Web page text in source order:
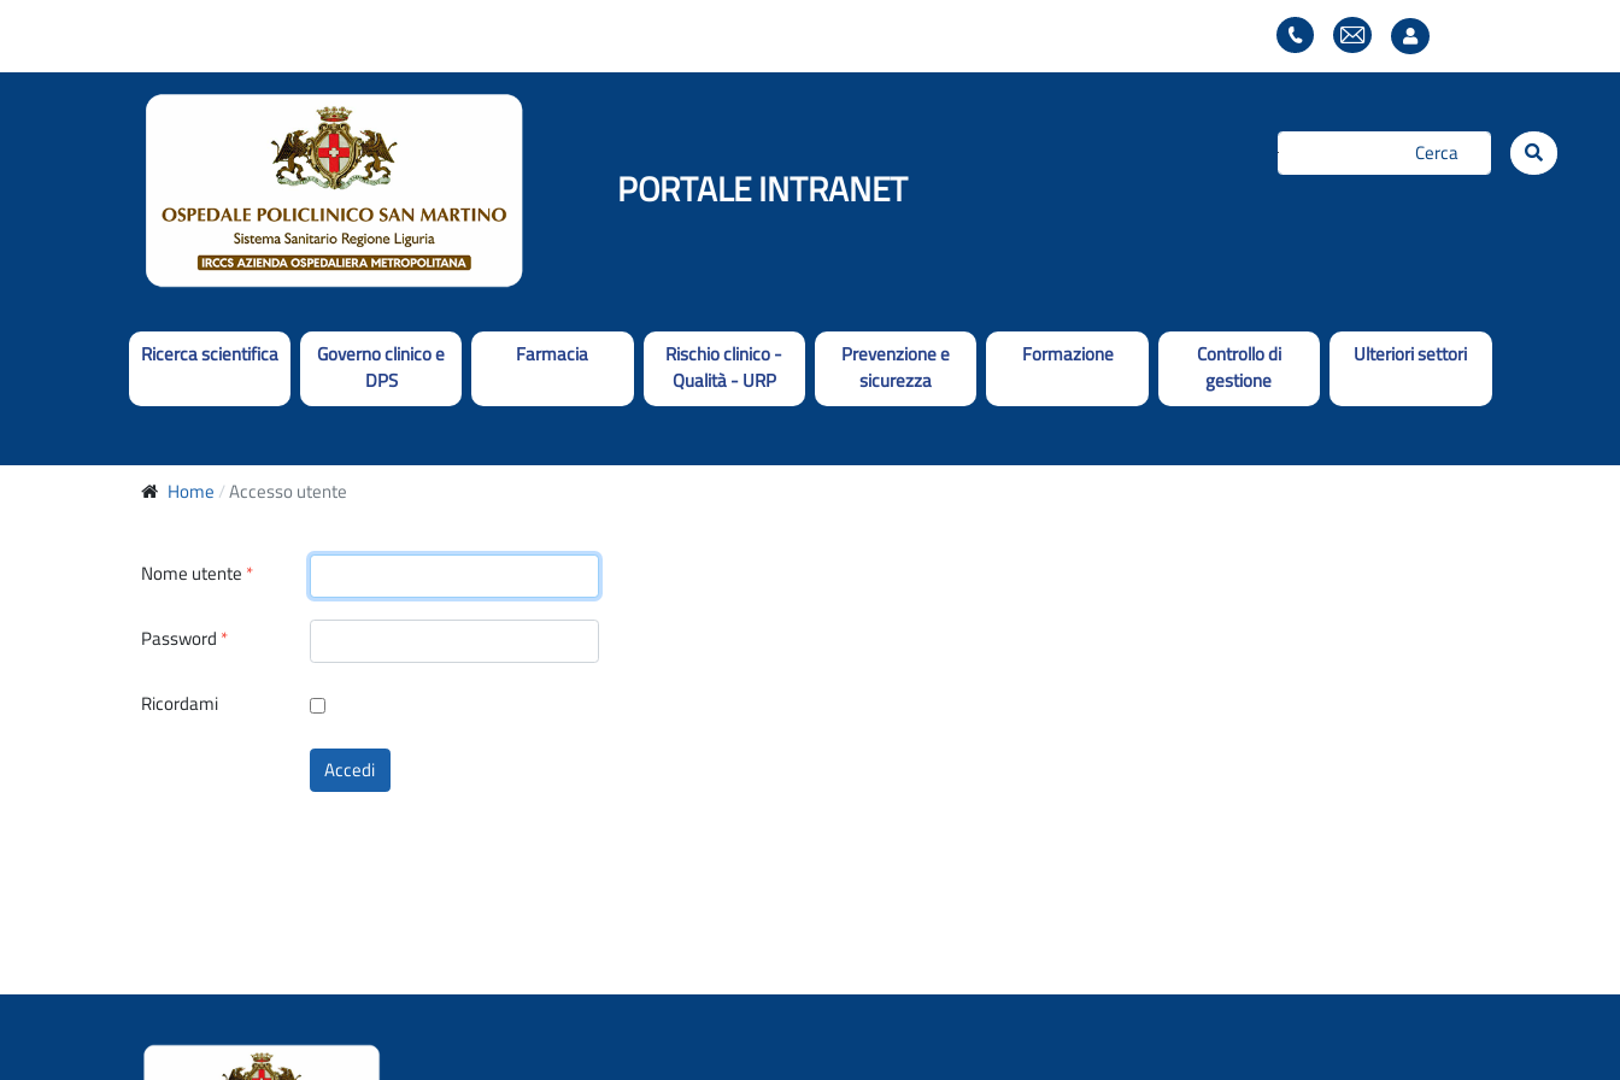
PORTALE INTRANET
Cerca...
Ricerca scientifica
Governo clinico e
DPS
Farmacia
Rischio clinico -
Qualità - URP
Prevenzione e
sicurezza
Formazione
Controllo di
gestione
Ulteriori settori
Home Accesso utente
Nome utente *
Password *
Ricordami
Accedi